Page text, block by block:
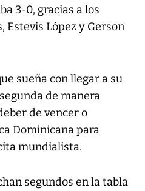
3-0, gracias a los
Estevis López y Gerson
sueña con llegar a su
de manera
de vencer o
Dominicana para
mundialista.
segundos en la tabla